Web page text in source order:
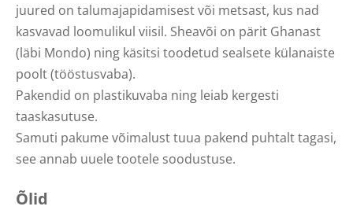
juured on talumajapidamisest või metsast, kus nad
kasvavad loomulikul viisil. Sheavõi on pärit Ghanast
(läbi Mondo) ning käsitsi toodetud sealsete külanaiste
poolt (tööstusvaba).
Pakendid on plastikuvaba ning leiab kergesti
taaskasutuse.
Samuti pakume võimalust tuua pakend puhtalt tagasi,
see annab uuele tootele soodustuse.
Õlid